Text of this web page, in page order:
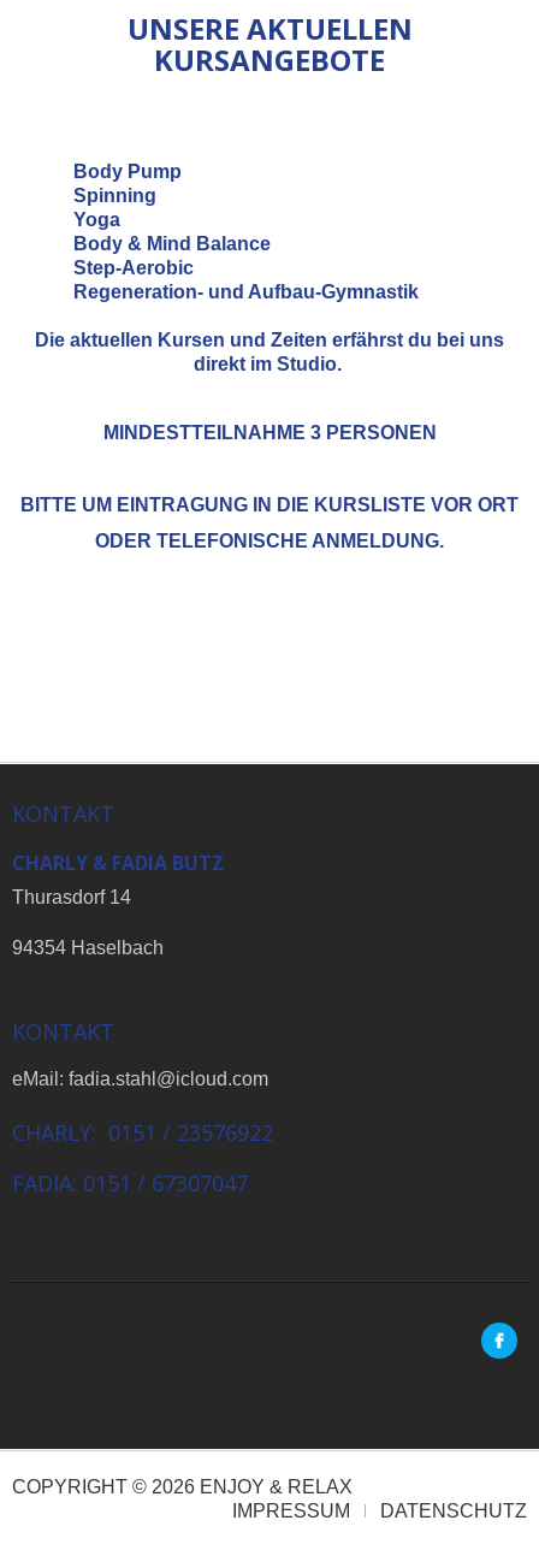
UNSERE AKTUELLEN
KURSANGEBOTE
Body Pump
Spinning
Yoga
Body & Mind Balance
Step-Aerobic
Regeneration- und Aufbau-Gymnastik
Die aktuellen Kursen und Zeiten erfährst du bei uns
direkt im Studio.
MINDESTTEILNAHME 3 PERSONEN
BITTE UM EINTRAGUNG IN DIE KURSLISTE VOR ORT
ODER TELEFONISCHE ANMELDUNG.
KONTAKT
CHARLY & FADIA BUTZ
Thurasdorf 14
94354 Haselbach
KONTAKT
eMail: fadia.stahl@icloud.com
CHARLY: 0151 / 23576922
FADIA: 0151 / 67307047
COPYRIGHT © 2026 ENJOY & RELAX
IMPRESSUM
DATENSCHUTZ